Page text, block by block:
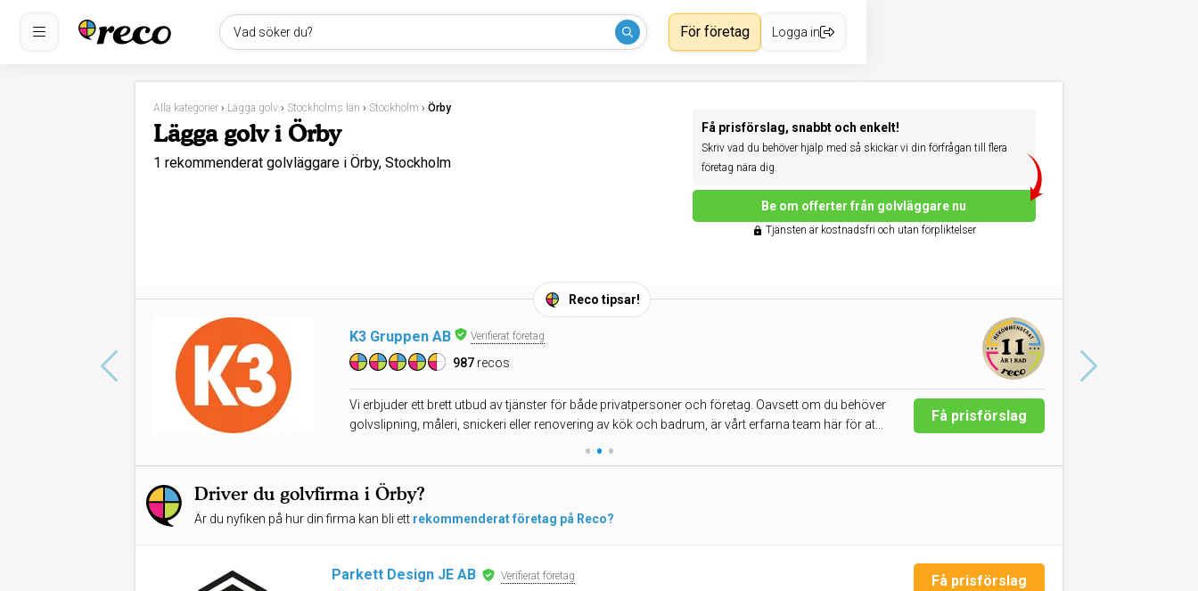
Vad söker du? För företag Logga in
Alla kategorier › Lägga golv › Stockholms län › Stockholm › Örby
Lägga golv i Örby
1 rekommenderat golvläggare i Örby, Stockholm
Få prisförslag, snabbt och enkelt!
Skriv vad du behöver hjälp med så skickar vi din förfrågan till flera
företag nära dig.
Be om offerter från golvläggare nu
Tjänsten är kostnadsfri och utan förpliktelser
Reco tipsar!
K3 Gruppen AB Verifierat företag
987 recos
Vi erbjuder ett brett utbud av tjänster för både privatpersoner och företag. Oavsett om du behöver
golvslipning, måleri, snickeri eller renovering av kök och badrum, är vårt erfarna team här för at...
Få prisförslag
• • •
Driver du golvfirma i Örby?
Är du nyfiken på hur din firma kan bli ett rekommenderat företag på Reco?
Parkett Design JE AB Verifierat företag Få prisförslag